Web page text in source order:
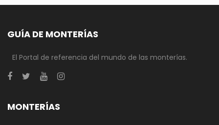
GUÍA DE MONTERÍAS
El Portal de referencia del mundo de las monterías.
MONTERÍAS